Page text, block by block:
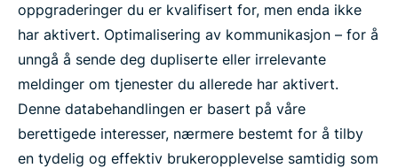
oppgraderinger du er kvalifisert for, men enda ikke
har aktivert. Optimalisering av kommunikasjon – for å
unngå å sende deg dupliserte eller irrelevante
meldinger om tjenester du allerede har aktivert.
Denne databehandlingen er basert på våre
berettigede interesser, nærmere bestemt for å tilby
en tydelig og effektiv brukeropplevelse samtidig som